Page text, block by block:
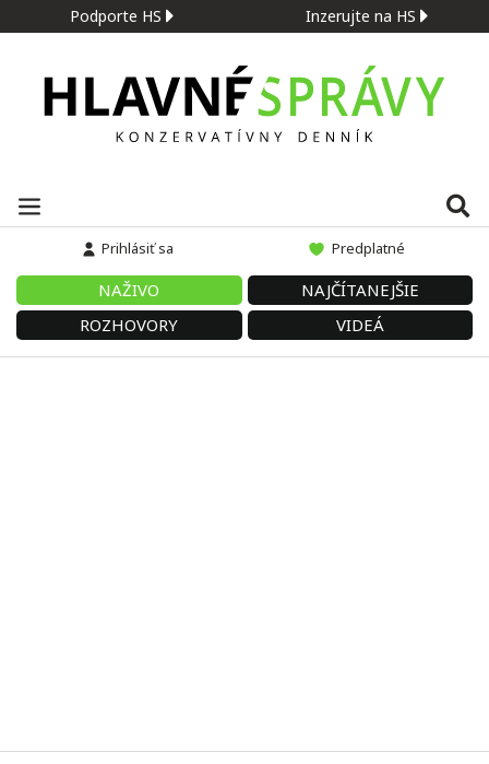
Podporte HS Inzerujte na HS
Prihlásiť sa Predplatné
NAŽIVO
NAJČÍTANEJŠIE
ROZHOVORY
VIDEÁ